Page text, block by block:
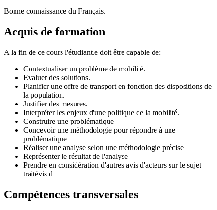
Bonne connaissance du Français.
Acquis de formation
A la fin de ce cours l'étudiant.e doit être capable de:
Contextualiser un problème de mobilité.
Evaluer des solutions.
Planifier une offre de transport en fonction des dispositions de
la population.
Justifier des mesures.
Interpréter les enjeux d'une politique de la mobilité.
Construire une problématique
Concevoir une méthodologie pour répondre à une
problématique
Réaliser une analyse selon une méthodologie précise
Représenter le résultat de l'analyse
Prendre en considération d'autres avis d'acteurs sur le sujet
traitévis d
Compétences transversales